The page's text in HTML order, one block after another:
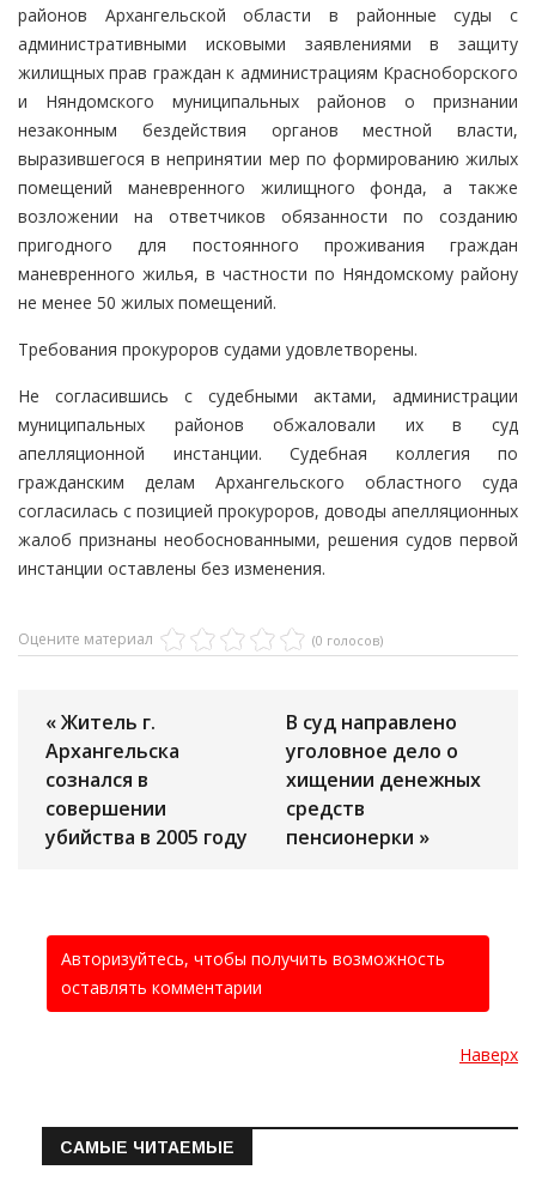
районов Архангельской области в районные суды с
административными исковыми заявлениями в защиту
жилищных прав граждан к администрациям Красноборского
и Няндомского муниципальных районов о признании
незаконным бездействия органов местной власти,
выразившегося в непринятии мер по формированию жилых
помещений маневренного жилищного фонда, а также
возложении на ответчиков обязанности по созданию
пригодного для постоянного проживания граждан
маневренного жилья, в частности по Няндомскому району
не менее 50 жилых помещений.
Требования прокуроров судами удовлетворены.
Не согласившись с судебными актами, администрации
муниципальных районов обжаловали их в суд
апелляционной инстанции. Судебная коллегия по
гражданским делам Архангельского областного суда
согласилась с позицией прокуроров, доводы апелляционных
жалоб признаны необоснованными, решения судов первой
инстанции оставлены без изменения.
Оцените материал (0 голосов)
« Житель г.
Архангельска
сознался в
совершении
убийства в 2005 году
В суд направлено
уголовное дело о
хищении денежных
средств
пенсионерки »
Авторизуйтесь, чтобы получить возможность
оставлять комментарии
Наверх
САМЫЕ ЧИТАЕМЫЕ